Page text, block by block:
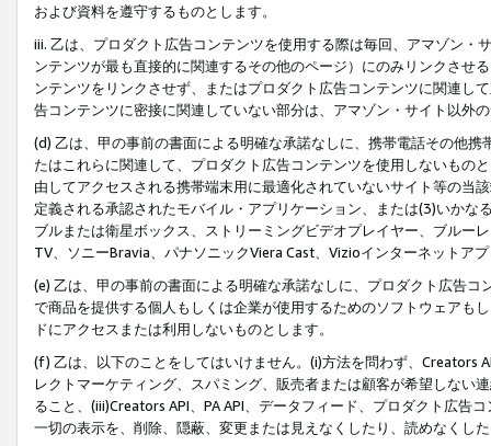
および資料を遵守するものとします。
iii. 乙は、プロダクト広告コンテンツを使用する際は毎回、アマゾン
ンテンツが最も直接的に関連するその他のページ）にのみリンクさせ
ンテンツをリンクさせず、またはプロダクト広告コンテンツに関連し
告コンテンツに密接に関連していない部分は、アマゾン・サイト以外
(d) 乙は、甲の事前の書面による明確な承諾なしに、携帯電話その他
たはこれらに関連して、プロダクト広告コンテンツを使用しないもの
由してアクセスされる携帯端末用に最適化されていないサイト等の当
定義される承認されたモバイル・アプリケーション、または(3)いか
ブルまたは衛星ボックス、ストリーミングビデオプレイヤー、ブルー
TV、ソニーBravia、パナソニックViera Cast、Vizioインターネットア
(e) 乙は、甲の事前の書面による明確な承諾なしに、プロダクト広告
で商品を提供する個人もしくは企業が使用するためのソフトウェアも
ドにアクセスまたは利用しないものとします。
(f) 乙は、以下のことをしてはいけません。(i)方法を問わず、Creators
レクトマーケティング、スパミング、販売者または顧客が希望しない
ること、(iii)Creators API、PA API、データフィード、プロダクト広告
一切の表示を、削除、隠蔽、変更または見えなくしたり、読めなくし